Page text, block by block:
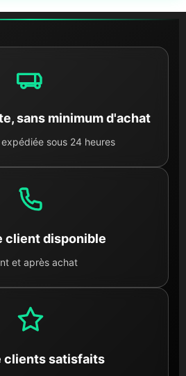
sans minimum d'achat
sous 24 heures
client disponible
et après achat
clients satisfaits